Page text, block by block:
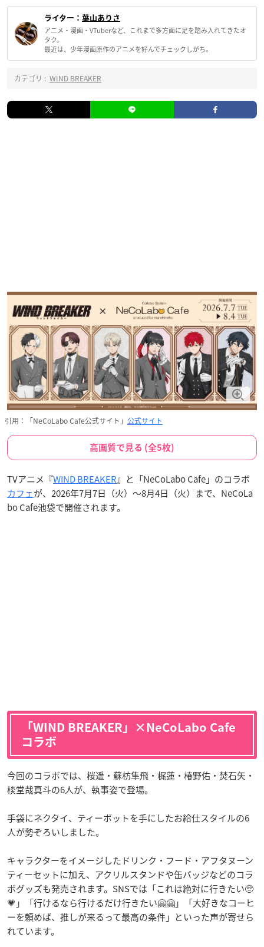
ライター： 葉山ありさ
アニメ・漫画・VTuberなど、これまで多方面に足を踏み入れてきたオ
タク。
最近は、少年漫画原作のアニメを好んでチェックしがち。
カテゴリ : WIND BREAKER
引用：「NeCoLabo Cafe公式サイト」 公式サイト
高画質で見る (全5枚)
TVアニメ『WIND BREAKER』と「NeCoLabo Cafe」のコラボ
カフェが、2026年7月7日（火）〜8月4日（火）まで、NeCoLa
bo Cafe池袋で開催されます。
「WIND BREAKER」×NeCoLabo Cafe
コラボ
今回のコラボでは、桜遥・蘇枋隼飛・梶蓮・椿野佑・焚石矢・
棪堂哉真斗の6人が、執事姿で登場。
手袋にネクタイ、ティーポットを手にしたお給仕スタイルの6
人が勢ぞろいしました。
キャラクターをイメージしたドリンク・フード・アフタヌーン
ティーセットに加え、アクリルスタンドや缶バッジなどのコラ
ボグッズも発売されます。SNSでは「これは絶対に行きたい🥺
💗」「行けるなら行けるだけ行きたい🤗🤗」「大好きなコーヒ
ーを頼めば、推しが来るって最高の条件」といった声が寄せら
れています。